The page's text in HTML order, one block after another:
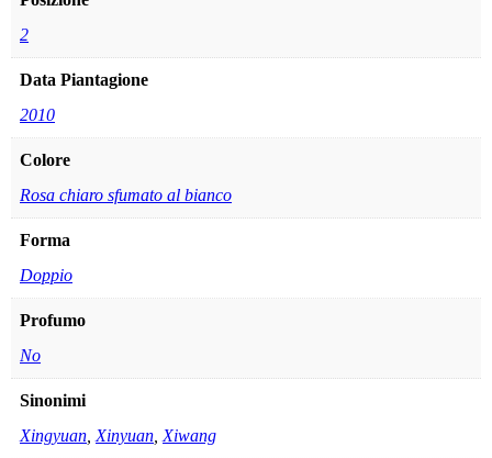
2
Data Piantagione
2010
Colore
Rosa chiaro sfumato al bianco
Forma
Doppio
Profumo
No
Sinonimi
Xingyuan Xinyuan Xiwang